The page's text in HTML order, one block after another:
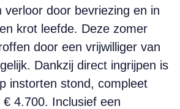
verloor door bevriezing en in
krot leefde. Deze zomer
door een vrijwilliger van
Dankzij direct ingrijpen is
instorten stond, compleet
4.700. Inclusief een